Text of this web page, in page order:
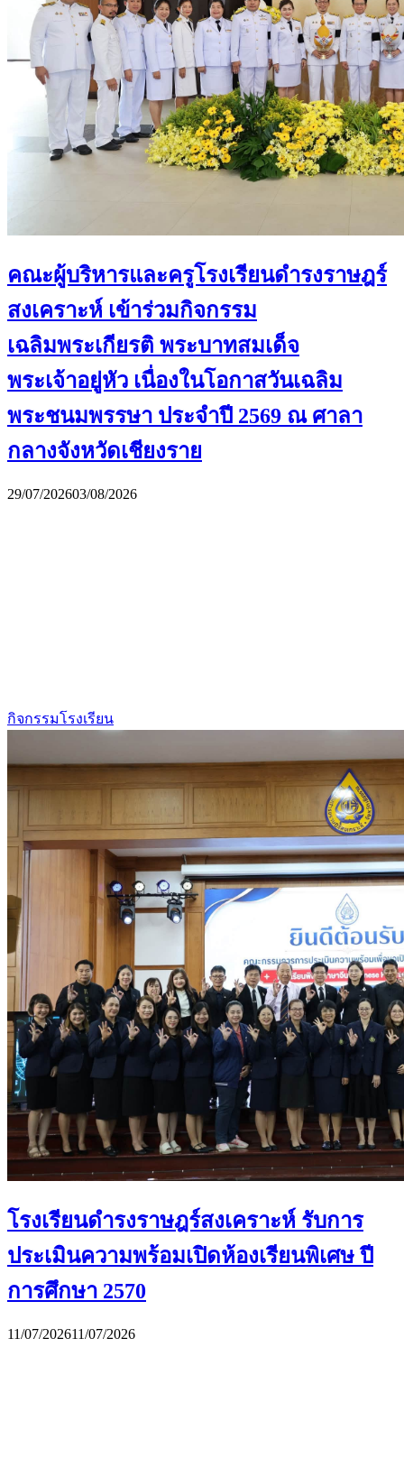
คณะผู้บริหารและครูโรงเรียนดำรงราษฎร์
สงเคราะห์ เข้าร่วมกิจกรรม
เฉลิมพระเกียรติ พระบาทสมเด็จ
พระเจ้าอยู่หัว เนื่องในโอกาสวันเฉลิม
พระชนมพรรษา ประจำปี 2569 ณ ศาลา
กลางจังหวัดเชียงราย
29/07/202603/08/2026
กิจกรรมโรงเรียน
โรงเรียนดำรงราษฎร์สงเคราะห์ รับการ
ประเมินความพร้อมเปิดห้องเรียนพิเศษ ปี
การศึกษา 2570
11/07/202611/07/2026